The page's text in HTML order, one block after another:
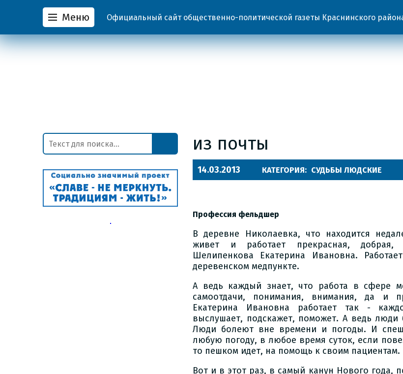
Меню Официальный сайт общественно-политической газеты Краснинского
из почты
14.03.2013 КАТЕГОРИЯ: СУДЬБЫ ЛЮДСКИЕ
Профессия фельдшер
В деревне Николаевка, что находится
живет и работает прекрасная,
Шелипенкова Екатерина Ивановна.
деревенском медпункте.
А ведь каждый знает, что работа в сфере
самоотдачи, понимания, внимания, да и
Екатерина Ивановна работает так -
выслушает, подскажет, поможет. А ведь
Люди болеют вне времени и погоды. И
любую погоду, в любое время суток, если
то пешком идет, на помощь к своим пациентам.
Вот и в этот раз, в самый канун Нового года,